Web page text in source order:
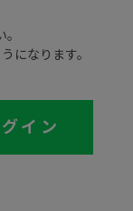
になります。
イン